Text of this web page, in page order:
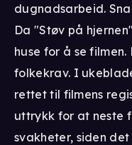
dugnadsarbeid.
Da "Støv på
huse for å se
folkekrav. I
rettet til filmens
uttrykk for at neste
svakheter, siden